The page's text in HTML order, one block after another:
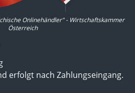
Onlinehändler" - Wirtschaftskammer
Österreich
erfolgt nach Zahlungseingang.